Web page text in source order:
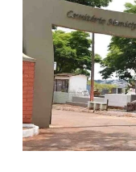
falecimentos
nesta
quarta-
feira
(28.05)